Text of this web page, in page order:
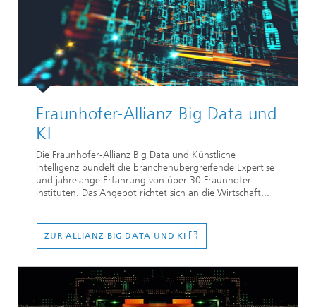
Fraunhofer-Allianz Big Data und
KI
Die Fraunhofer-Allianz Big Data und Künstliche
Intelligenz bündelt die branchenübergreifende Expertise
und jahrelange Erfahrung von über 30 Fraunhofer-
Instituten. Das Angebot richtet sich an die Wirtschaft...
ZUR ALLIANZ BIG DATA UND KI